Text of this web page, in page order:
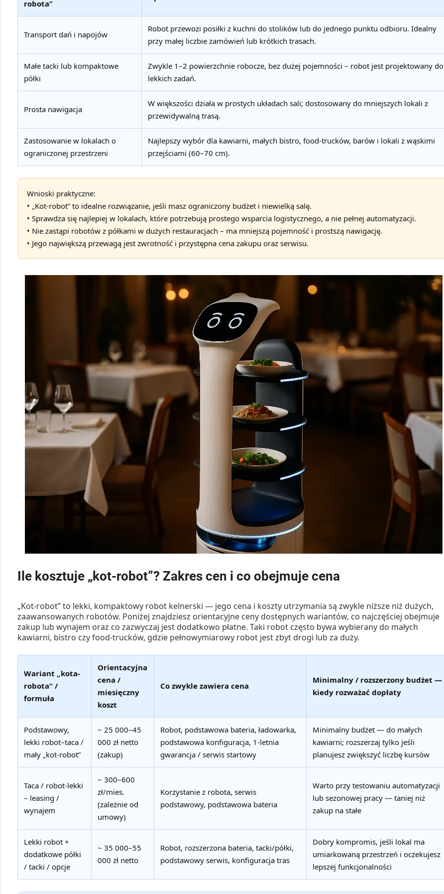
robota”
Transport dań i napojów
Robot przewozi posiłki z kuchni do stolików lub do jednego punktu odbioru. Idealny
przy małej liczbie zamówień lub krótkich trasach.
Małe tacki lub kompaktowe
półki
Zwykle 1–2 powierzchnie robocze, bez dużej pojemności – robot jest projektowany do
lekkich zadań.
Prosta nawigacja
W większości działa w prostych układach sali; dostosowany do mniejszych lokali z
przewidywalną trasą.
Zastosowanie w lokalach o
ograniczonej przestrzeni
Najlepszy wybór dla kawiarni, małych bistro, food-trucków, barów i lokali z wąskimi
przejściami (60–70 cm).
Wnioski praktyczne:
• „Kot-robot” to idealne rozwiązanie, jeśli masz ograniczony budżet i niewielką salę.
• Sprawdza się najlepiej w lokalach, które potrzebują prostego wsparcia logistycznego, a nie pełnej automatyzacji.
• Nie zastąpi robotów z półkami w dużych restauracjach – ma mniejszą pojemność i prostszą nawigację.
• Jego największą przewagą jest zwrotność i przystępna cena zakupu oraz serwisu.
Ile kosztuje „kot-robot”? Zakres cen i co obejmuje cena
„Kot-robot” to lekki, kompaktowy robot kelnerski — jego cena i koszty utrzymania są zwykle niższe niż dużych,
zaawansowanych robotów. Poniżej znajdziesz orientacyjne ceny dostępnych wariantów, co najczęściej obejmuje
zakup lub wynajem oraz co zazwyczaj jest dodatkowo płatne. Taki robot często bywa wybierany do małych
kawiarni, bistro czy food-trucków, gdzie pełnowymiarowy robot jest zbyt drogi lub za duży.
Wariant „kota-
robota” /
formuła
Orientacyjna
cena /
miesięczny
koszt
Co zwykle zawiera cena
Minimalny / rozszerzony budżet —
kiedy rozważać dopłaty
Podstawowy,
lekki robot–taca /
mały „kot-robot”
~ 25 000–45
000 zł netto
(zakup)
Robot, podstawowa bateria, ładowarka,
podstawowa konfiguracja, 1-letnia
gwarancja / serwis startowy
Minimalny budżet — do małych
kawiarni; rozszerzaj tylko jeśli
planujesz zwiększyć liczbę kursów
Taca / robot-lekki
– leasing /
wynajem
~ 300–600
zł/mies.
(zależnie od
umowy)
Korzystanie z robota, serwis
podstawowy, podstawowa bateria
Warto przy testowaniu automatyzacji
lub sezonowej pracy — taniej niż
zakup na stałe
Lekki robot +
dodatkowe półki
/ tacki / opcje
~ 35 000–55
000 zł netto
Robot, rozszerzona bateria, tacki/półki,
podstawowy serwis, konfiguracja tras
Dobry kompromis, jeśli lokal ma
umiarkowaną przestrzeń i oczekujesz
lepszej funkcjonalności